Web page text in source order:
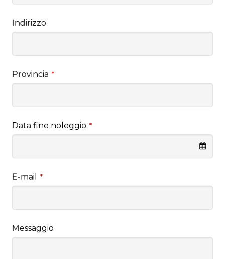
Indirizzo
Provincia *
Data fine noleggio *
E-mail *
Messaggio